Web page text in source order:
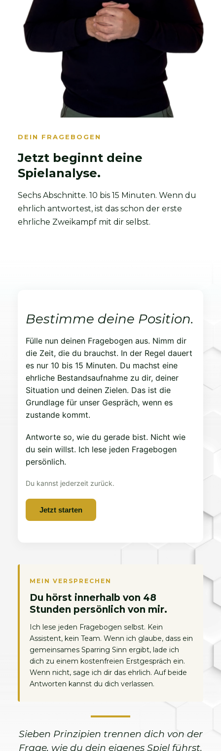
DEIN FRAGEBOGEN
Jetzt beginnt deine
Spielanalyse.
Sechs Abschnitte. 10 bis 15 Minuten. Wenn du
ehrlich antwortest, ist das schon der erste
ehrliche Zweikampf mit dir selbst.
Bestimme deine Position.
Fülle nun deinen Fragebogen aus. Nimm dir
die Zeit, die du brauchst. In der Regel dauert
es nur 10 bis 15 Minuten. Du machst eine
ehrliche Bestandsaufnahme zu dir, deiner
Situation und deinen Zielen. Das ist die
Grundlage für unser Gespräch, wenn es
zustande kommt.
Antworte so, wie du gerade bist. Nicht wie
du sein willst. Ich lese jeden Fragebogen
persönlich.
Du kannst jederzeit zurück.
Jetzt starten
MEIN VERSPRECHEN
Du hörst innerhalb von 48
Stunden persönlich von mir.
Ich lese jeden Fragebogen selbst. Kein
Assistent, kein Team. Wenn ich glaube, dass ein
gemeinsames Sparring Sinn ergibt, lade ich
dich zu einem kostenfreien Erstgespräch ein.
Wenn nicht, sage ich dir das ehrlich. Auf beide
Antworten kannst du dich verlassen.
Sieben Prinzipien trennen dich von der
Frage, wie du dein eigenes Spiel führst.